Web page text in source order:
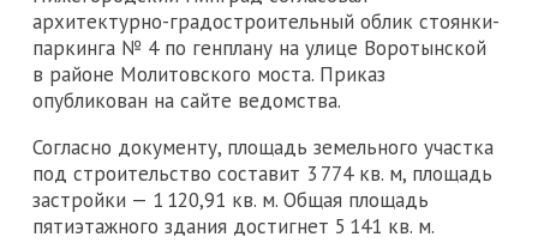
архитектурно-градостроительный облик стоянки-
паркинга № 4 по генплану на улице Воротынской
в районе Молитовского моста. Приказ
опубликован на сайте ведомства.
Согласно документу, площадь земельного участка
под строительство составит 3 774 кв. м, площадь
застройки — 1 120,91 кв. м. Общая площадь
пятиэтажного здания достигнет 5 141 кв. м.